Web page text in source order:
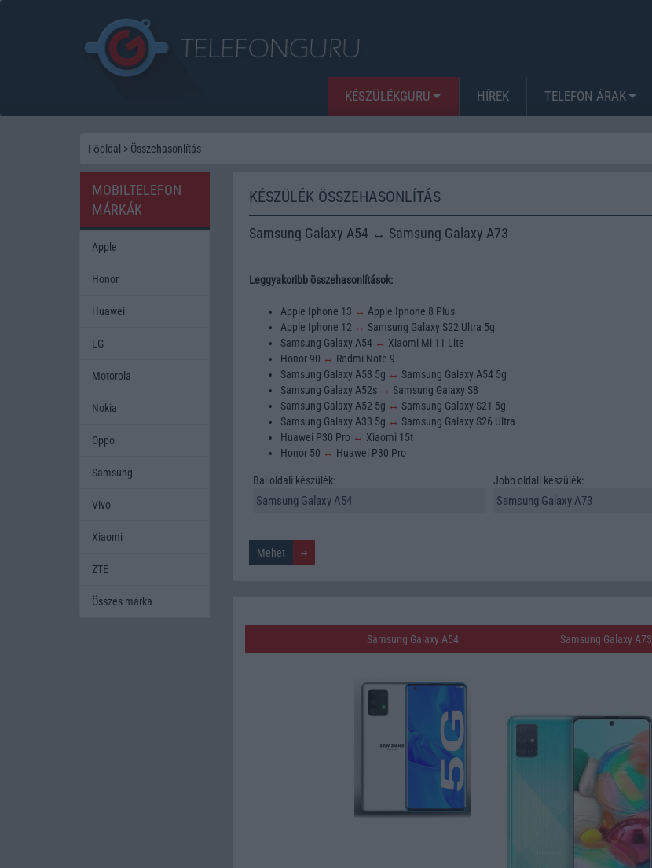
KÉSZÜLÉKGURU HÍREK TELEFON ÁRAK
Főoldal > Összehasonlítás
KÉSZÜLÉK ÖSSZEHASONLÍTÁS
Samsung Galaxy A54 ↔ Samsung Galaxy A73
Leggyakoribb összehasonlítások:
Apple Iphone 13 ↔ Apple Iphone 8 Plus
Apple Iphone 12 ↔ Samsung Galaxy S22 Ultra 5g
Samsung Galaxy A54 ↔ Xiaomi Mi 11 Lite
Honor 90 ↔ Redmi Note 9
Samsung Galaxy A53 5g ↔ Samsung Galaxy A54 5g
Samsung Galaxy A52s ↔ Samsung Galaxy S8
Samsung Galaxy A52 5g ↔ Samsung Galaxy S21 5g
Samsung Galaxy A33 5g ↔ Samsung Galaxy S26 Ultra
Huawei P30 Pro ↔ Xiaomi 15t
Honor 50 ↔ Huawei P30 Pro
Bal oldali készülék: Jobb oldali készülék:
Samsung Galaxy A54 Samsung Galaxy A73
MOBILTELEFON
MÁRKÁK
Apple
Honor
Huawei
LG
Motorola
Nokia
Oppo
Samsung
Vivo
Xiaomi
ZTE
Összes márka